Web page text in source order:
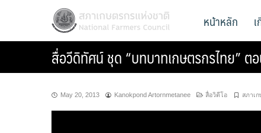
สภาเกษตรกรแห่งชาติ
National Farmers Council หน้าหลัก
สื่อวีดิทัศน์ ชุด “บทบาทเกษตรกรไทย” ต
May 20, 2013 Kanokpond Artornmetanee สื่อวิดีโอ สภาเ